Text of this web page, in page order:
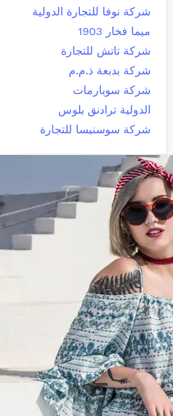
شركة نوفا للتجارة الدولية
ميما فخار 1903
شركة تاتش للتجارة
شركة بدبعة ذ.م.م
شركة سوبارمات
الدولية ترادنق بلوس
شركة سوسنيسا للتجارة